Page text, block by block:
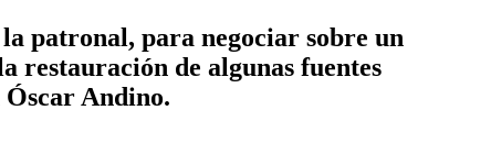
patronal, para negociar sobre un
restauración de algunas fuentes
Andino.